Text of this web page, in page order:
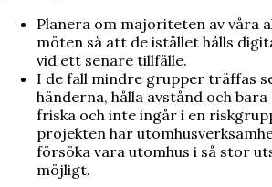
Planera om majoriteten av våra
möten så att de istället hålls
vid ett senare tillfälle.
I de fall mindre grupper träffas
händerna, hålla avstånd och
friska och inte ingår i en
projekten har
försöka vara utomhus i så stor
möjligt.